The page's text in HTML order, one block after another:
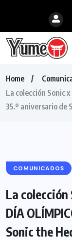
Home
La colección Sonic
35.º aniversario de
COMUNICADOS
La colección
DÍA
Sonic the